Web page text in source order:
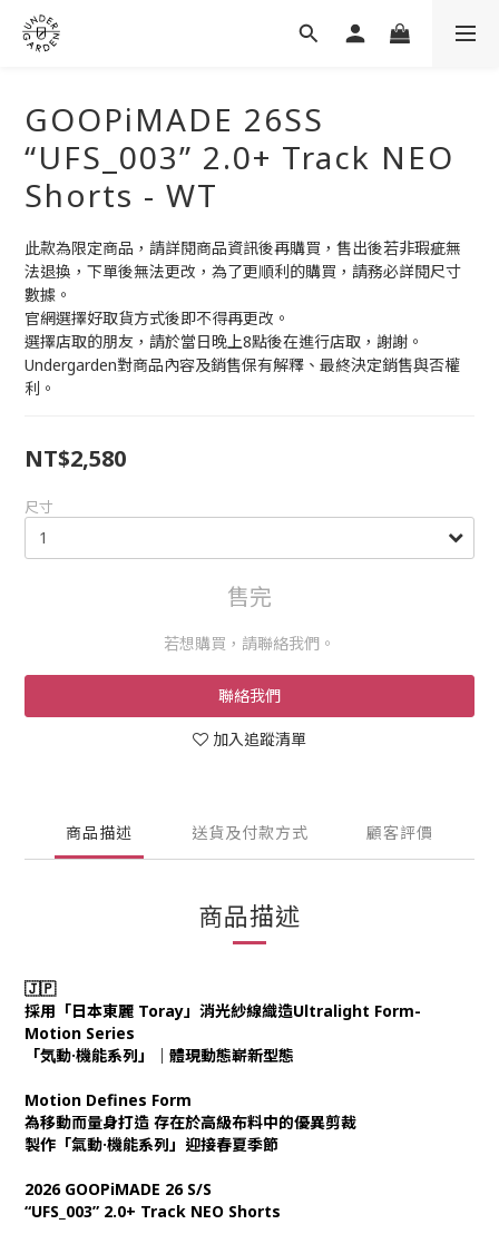
GOOPiMADE 26SS
“UFS_003” 2.0+ Track NEO
Shorts - WT
此款為限定商品，請詳閱商品資訊後再購買，售出後若非瑕疵無
法退換，下單後無法更改，為了更順利的購買，請務必詳閱尺寸
數據。
官網選擇好取貨方式後即不得再更改。
選擇店取的朋友，請於當日晚上8點後在進行店取，謝謝。
Undergarden對商品內容及銷售保有解釋、最終決定銷售與否權
利。
NT$2,580
尺寸
售完
若想購買，請聯絡我們。
聯絡我們
加入追蹤清單
商品描述 送貨及付款方式 顧客評價
商品描述
🇯🇵
採用「日本東麗 Toray」消光紗線織造Ultralight Form-
Motion Series
「気動·機能系列」｜體現動態嶄新型態
Motion Defines Form
為移動而量身打造 存在於高級布料中的優異剪裁
製作「氣動·機能系列」迎接春夏季節
2026 GOOPiMADE 26 S/S
“UFS_003” 2.0+ Track NEO Shorts